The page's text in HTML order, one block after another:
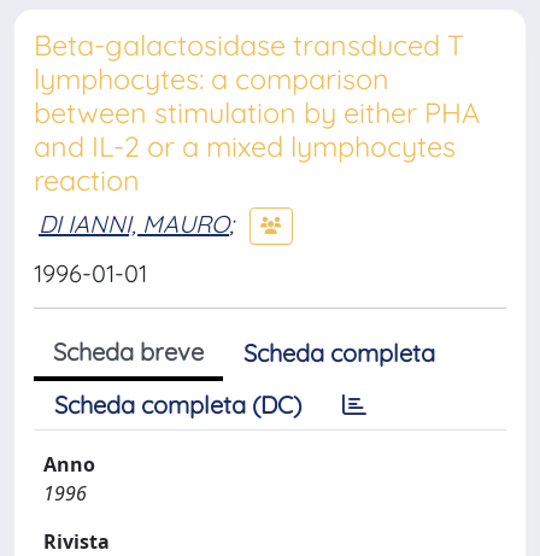
Beta-galactosidase transduced T
lymphocytes: a comparison
between stimulation by either PHA
and IL-2 or a mixed lymphocytes
reaction
DI IANNI, MAURO;
1996-01-01
Scheda breve
Scheda completa
Scheda completa (DC)
Anno
1996
Rivista